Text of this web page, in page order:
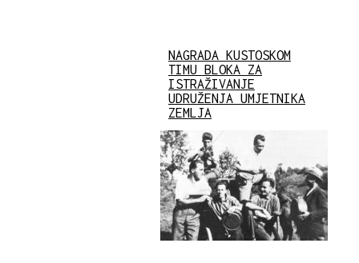
NAGRADA KUSTOSKOM
TIMU BLOKA ZA
ISTRAŽIVANJE
UDRUŽENJA UMJETNIKA
ZEMLJA